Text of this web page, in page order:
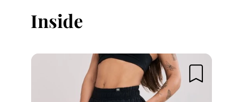
Inside